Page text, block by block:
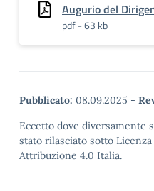
Augurio del
pdf - 63 kb
Pubblicato: 08.09.2025 -
Eccetto dove diversamente
stato rilasciato sotto
Attribuzione 4.0 Italia.